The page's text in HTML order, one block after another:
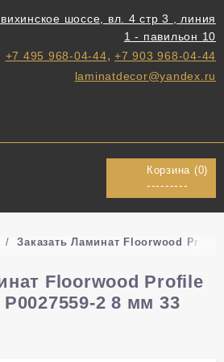
шоссе, вл. 4 стр 3 , линия
1 - павильон 10
+7 495 968-04-44, +7 903 968-04-44
laminatdecor@yandex.ru
Корзина (0)
---------
/ Заказать Ламинат Floorwood
Floorwood Profile
2 8 мм 33